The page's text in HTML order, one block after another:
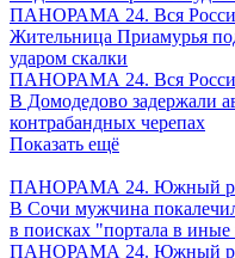
ПАНОРАМА 24. Вся
Жительница Приамурья
ударом скалки
ПАНОРАМА 24. Вся
В Домодедово задержали
контрабандных черепах
Показать ещё
ПАНОРАМА 24. Южный
В Сочи мужчина
в поисках "портала в
ПАНОРАМА 24. Южный